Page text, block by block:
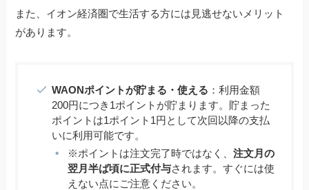
また、イオン経済圏で生活する方には見逃せないメリット
があります。
WAONポイントが貯まる・使える ：利用金額
200円につき1ポイントが貯まります。貯まった
ポイントは1ポイント1円として次回以降の支払
いに利用可能です。
※ポイントは注文完了時ではなく、 注文月の
翌月半ば頃に正式付与されます。すぐには使
えない点にご注意ください。